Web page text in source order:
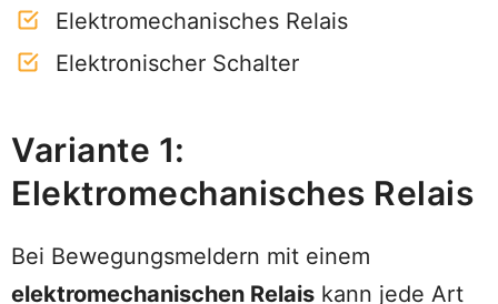
Elektromechanisches Relais
Elektronischer Schalter
Variante 1:
Elektromechanisches Relais
Bei Bewegungsmeldern mit einem
elektromechanischen Relais kann jede Art